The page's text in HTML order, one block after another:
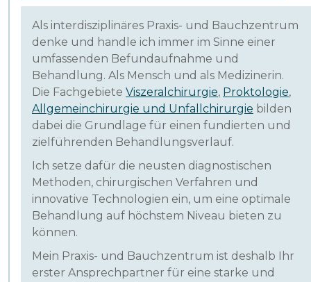
Als interdisziplinäres Praxis- und Bauchzentrum
denke und handle ich immer im Sinne einer
umfassenden Befundaufnahme und
Behandlung. Als Mensch und als Medizinerin.
Die Fachgebiete Viszeralchirurgie, Proktologie,
Allgemeinchirurgie und Unfallchirurgie bilden
dabei die Grundlage für einen fundierten und
zielführenden Behandlungsverlauf.
Ich setze dafür die neusten diagnostischen
Methoden, chirurgischen Verfahren und
innovative Technologien ein, um eine optimale
Behandlung auf höchstem Niveau bieten zu
können.
Mein Praxis- und Bauchzentrum ist deshalb Ihr
erster Ansprechpartner für eine starke und